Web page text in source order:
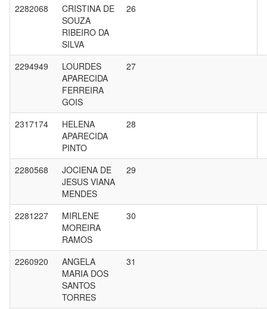
2282068
CRISTINA DE
SOUZA
RIBEIRO DA
SILVA
26
2294949
LOURDES
APARECIDA
FERREIRA
GOIS
27
2317174
HELENA
APARECIDA
PINTO
28
2280568
JOCIENA DE
JESUS VIANA
MENDES
29
2281227
MIRLENE
MOREIRA
RAMOS
30
2260920
ANGELA
MARIA DOS
SANTOS
TORRES
31